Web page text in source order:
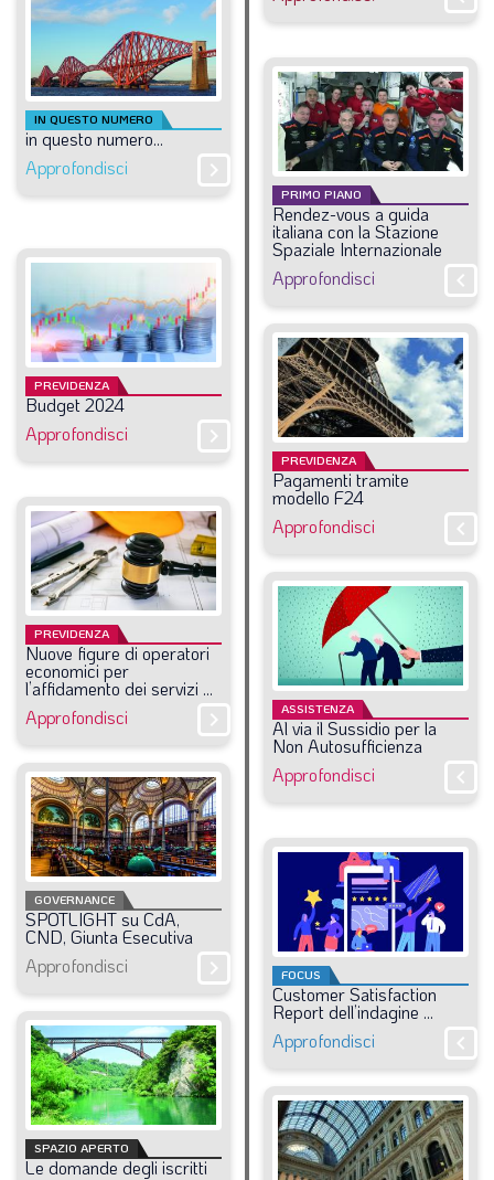
LA VIGNETTA DI EVASIO
SPECIALE
CAMBIA NUMERO expand_more
IN QUESTO NUMERO
inquestonumero...
Approfondisci
chevron_right
PRIMO PIANO
Rendez-vousaguida
italiana con la Stazione
Spaziale Internazionale
Approfondisci
chevron_right
PREVIDENZA
Budget2024
Approfondisci
chevron_right
PREVIDENZA
Pagamentitramite
modello F24
Approfondisci
chevron_right
PREVIDENZA
Nuovefiguredioperatori
economici per
l’affidamento dei servizi ...
Approfondisci
chevron_right ASSISTENZA
AlviailSussidioperla
Non Autosufficienza
Approfondisci
chevron_right
GOVERNANCE
SPOTLIGHTsuCdA,
CND, Giunta Esecutiva
Approfondisci
chevron_right FOCUS
CustomerSatisfaction
Report dell’indagine ...
Approfondisci
chevron_right
SPAZIO APERTO
Ledomandedegliiscritti